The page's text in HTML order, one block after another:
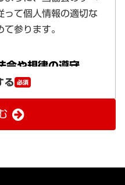
る 必須